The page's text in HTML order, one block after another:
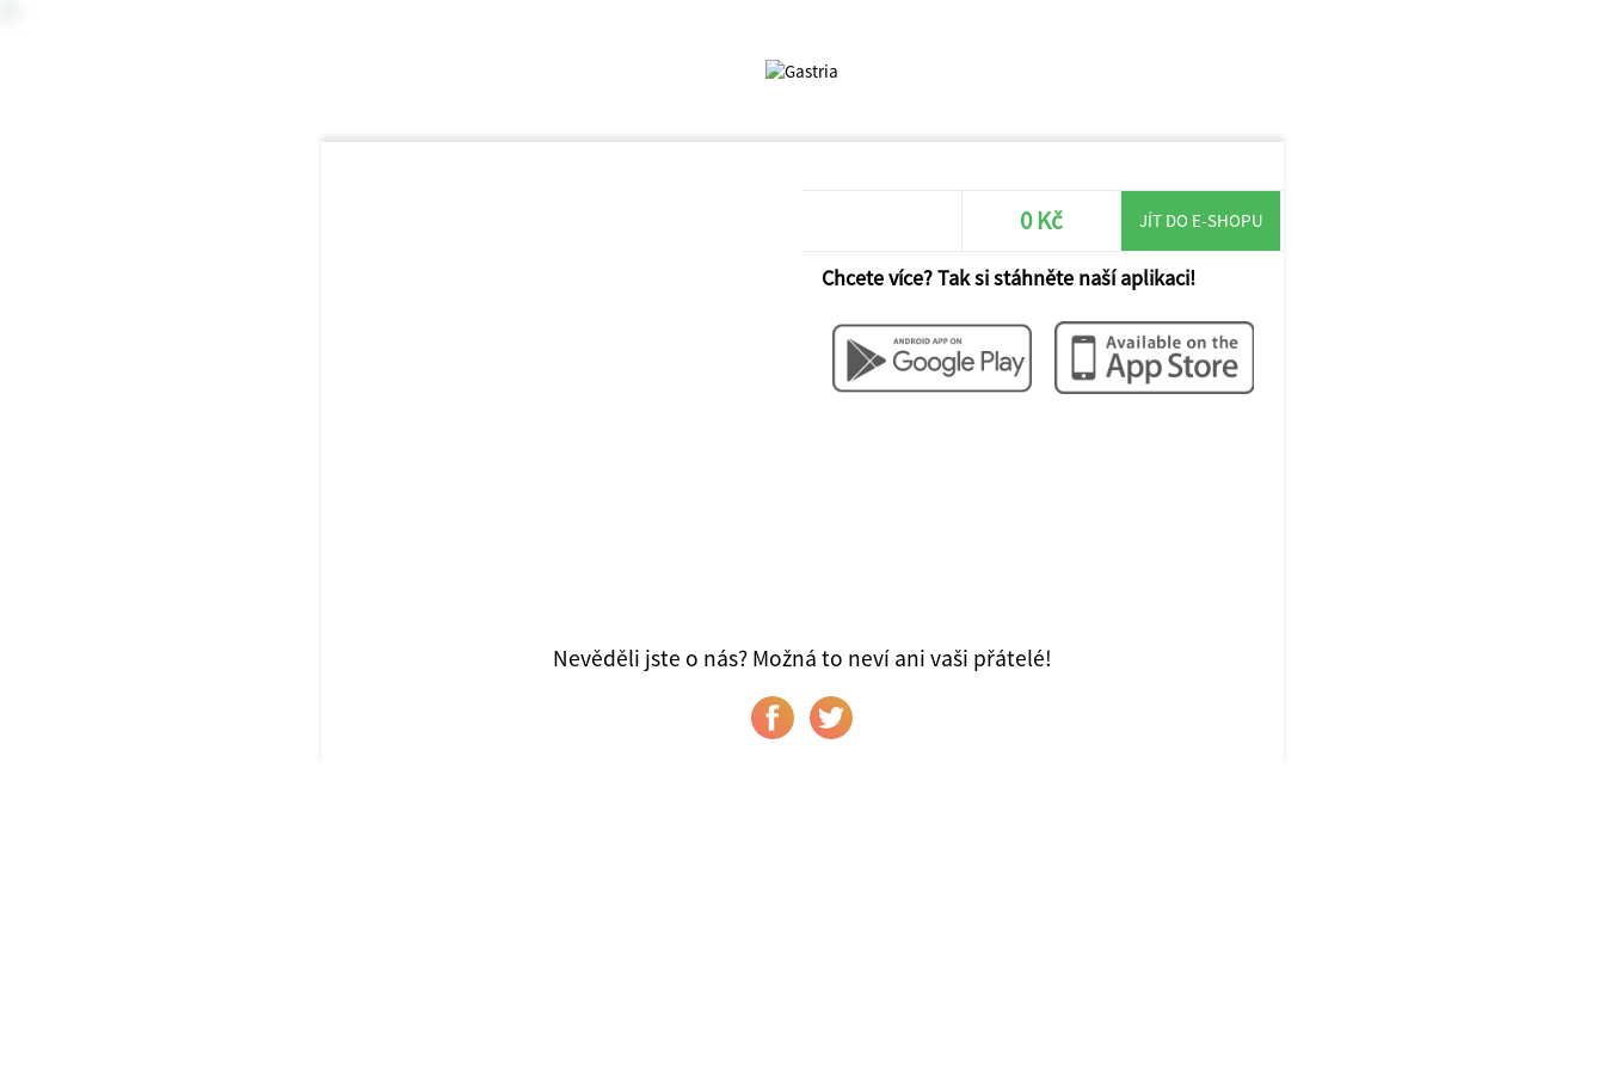
0 Kč JÍT DO E-SHOPU
Chcete více? Tak si stáhněte naší aplikaci!
Nevěděli jste o nás? Možná to neví ani vaši přátelé!